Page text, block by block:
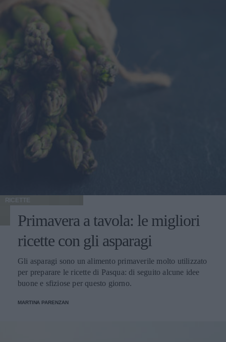
RICETTE
Primavera a tavola: le migliori
ricette con gli asparagi
Gli asparagi sono un alimento primaverile molto utilizzato
per preparare le ricette di Pasqua: di seguito alcune idee
buone e sfiziose per questo giorno.
MARTINA PARENZAN